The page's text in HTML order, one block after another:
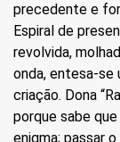
precedente e
Espiral de
revolvida,
onda, entesa-se
criação. Dona
porque sabe
enigma; passar